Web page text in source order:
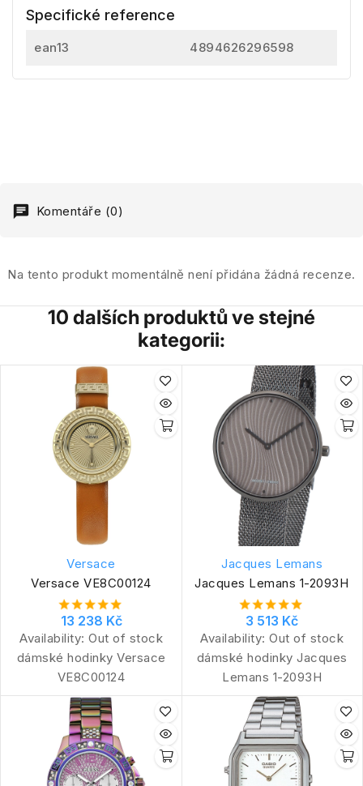
Specifické reference
ean13 4894626296598
Komentáře (0)
Na tento produkt momentálně není přidána žádná recenze.
10 dalších produktů ve stejné
kategorii:
Versace
Versace VE8C00124
13 238 Kč
Availability: Out of stock
dámské hodinky Versace
VE8C00124
Jacques Lemans
Jacques Lemans 1-2093H
3 513 Kč
Availability: Out of stock
dámské hodinky Jacques
Lemans 1-2093H